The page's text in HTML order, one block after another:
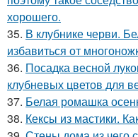
хорошего.
35. В клубнике черви.
избавиться от
36. Посадка весной
клубневых цветов для
37. Белая ромашка
38. Кексы из мастики.